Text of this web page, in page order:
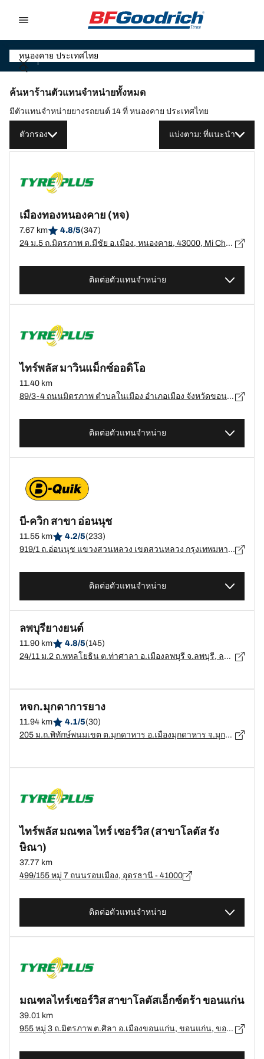
ค้นหาร้านตัวแทนจำหน่ายทั้งหมด
มีตัวแทนจำหน่ายยางรถยนต์ 14 ที่ หนองคาย ประเทศไทย
ตัวกรอง แบ่งตาม: ที่แนะนำ
เมืองทองหนองคาย (หจ)
7.67 km 4.8/5(347)
24 ม.5 ถ.มิตรภาพ ต.มีชัย อ.เมือง, หนองคาย, 43000, Mi Chai, อ.เมือง, หนองคาย - 43000
ติดต่อตัวแทนจำหน่าย
ไทร์พลัส มาวินแม็กซ์ออดิโอ
11.40 km
89/3-4 ถนนมิตรภาพ ตำบลในเมือง อำเภอเมือง จังหวัดขอนแก่น 40000, ขอนแก่น - 40000
ติดต่อตัวแทนจำหน่าย
บี-ควิก สาขา อ่อนนุช
11.55 km 4.2/5(233)
919/1 ถ.อ่อนนุช แขวงสวนหลวง เขตสวนหลวง กรุงเทพมหานคร, กรุงเทพมหานคร - 10250
ติดต่อตัวแทนจำหน่าย
ลพบุรียางยนต์
11.90 km 4.8/5(145)
24/11 ม.2 ถ.พหลโยธิน ต.ท่าศาลา อ.เมืองลพบุรี จ.ลพบุรี, ลพบุรี - 15000
หจก.มุกดาการยาง
11.94 km 4.1/5(30)
205 ม.ถ.พิทักษ์พนมเขต ต.มุกดาหาร อ.เมืองมุกดาหาร จ.มุกดาหาร, มุกดาหาร - 49000
ไทร์พลัส มณฑล ไทร์ เซอร์วิส (สาขาโลตัส รัง
ษิณา)
37.77 km
499/155 หมู่ 7 ถนนรอบเมือง, อุดรธานี - 41000
ติดต่อตัวแทนจำหน่าย
มณฑลไทร์เซอร์วิส สาขาโลตัสเอ็กซ์ตร้า ขอนแก่น
39.01 km
955 หมู่ 3 ถ.มิตรภาพ ต.ศิลา อ.เมืองขอนแก่น, ขอนแก่น, ขอนแก่น 41000, อ.เมืองขอนแก่น, ขอนแก่น - 41000